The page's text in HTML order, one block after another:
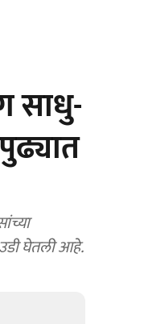
साधु-
घेतली आहे.